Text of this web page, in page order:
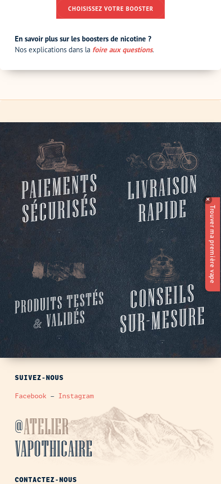
CHOISISSEZ VOTRE BOOSTER
En savoir plus sur les boosters de nicotine ?
Nos explications dans la foire aux questions.
SUIVEZ-NOUS
Facebook – Instagram
@ATELIER
VAPOTHICAIRE
CONTACTEZ-NOUS
✕
Trouver ma première vape